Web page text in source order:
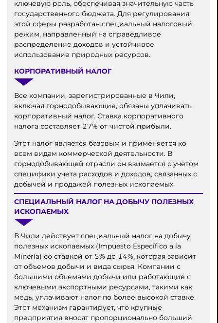
ключевую роль, обеспечивая значительную часть
государственного бюджета. Для регулирования
этой сферы разработан специальный налоговый
режим, направленный на справедливое
распределение доходов и устойчивое
использование природных ресурсов.
КОРПОРАТИВНЫЙ НАЛОГ
Все компании, зарегистрированные в Чили,
включая горнодобывающие, обязаны уплачивать
корпоративный налог. Ставка корпоративного
налога составляет 27% от чистой прибыли.
Этот налог является базовым и применяется ко
всем видам коммерческой деятельности. В
горнодобывающей отрасли он взимается с учетом
специфики учета расходов и доходов, связанных с
добычей и продажей полезных ископаемых.
СПЕЦИАЛЬНЫЙ НАЛОГ НА ДОБЫЧУ ПОЛЕЗНЫХ
ИСКОПАЕМЫХ
В Чили действует специальный налог на добычу
полезных ископаемых (Impuesto Específico a la
Minería) со ставкой от 5% до 14%, которая зависит
от объемов добычи и вида сырья. Компании с
большими объемами добычи или работающие с
ключевыми экспортными ресурсами, такими как
медь, уплачивают налог по более высокой ставке.
Этот механизм гарантирует, что крупные
предприятия вносят пропорционально больший